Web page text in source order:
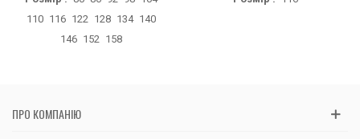
110 116 122 128 134 140
146 152 158
ПРО КОМПАНІЮ